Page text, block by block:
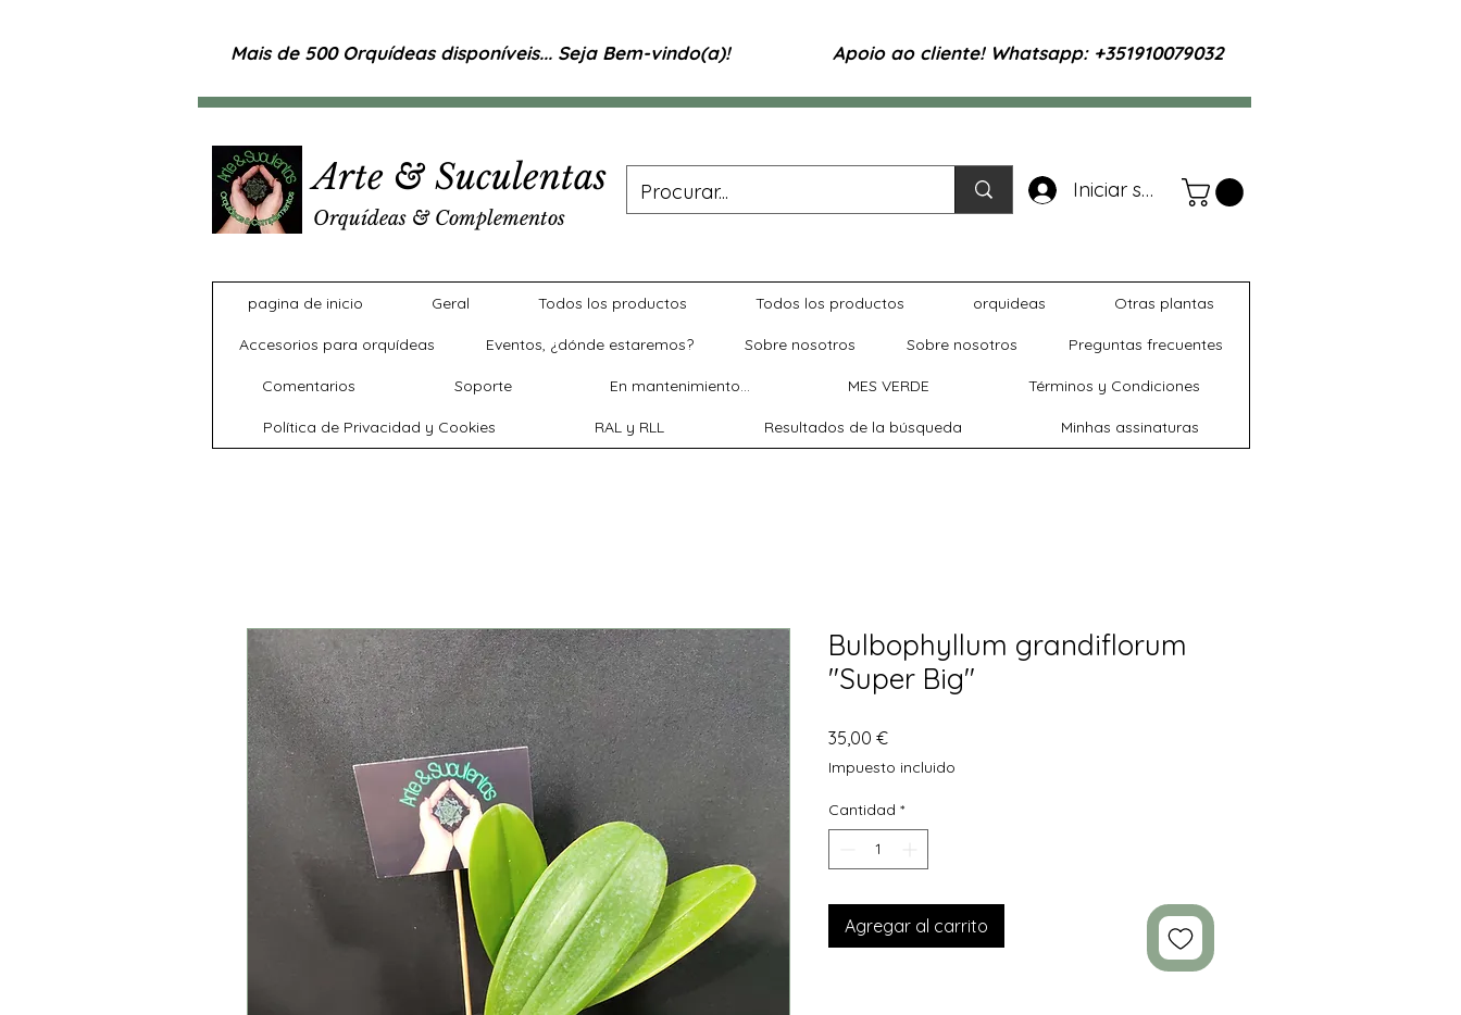
Mais de 500 Orquídeas disponíveis... Seja Bem-vindo(a)! Apoio ao cliente! Whatsapp: +351910079032
Arte & Suculentas
Orquídeas & Complementos
Iniciar sesión
pagina de inicio Geral Todos los productos Todos los productos orquideas Otras plantas
Accesorios para orquídeas Eventos, ¿dónde estaremos? Sobre nosotros Sobre nosotros Preguntas frecuentes
Comentarios Soporte En mantenimiento... MES VERDE Términos y Condiciones
Política de Privacidad y Cookies RAL y RLL Resultados de la búsqueda Minhas assinaturas
Bulbophyllum grandiflorum
"Super Big"
35,00 €Precio
Impuesto incluido
Cantidad *
Agregar al carrito